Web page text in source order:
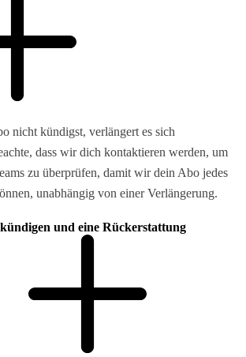
nicht kündigst, verlängert es sich
dass wir dich kontaktieren werden, um
zu überprüfen, damit wir dein Abo jedes
unabhängig von einer Verlängerung.
und eine Rückerstattung